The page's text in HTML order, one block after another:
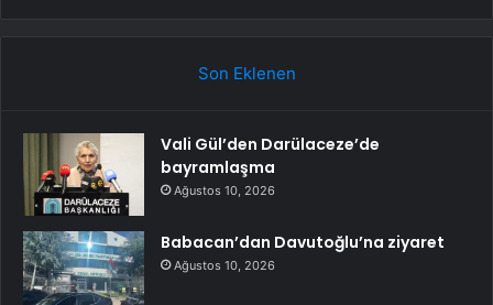
Son Eklenen
Vali Gül’den Darülaceze’de
bayramlaşma
Ağustos 10, 2026
Babacan’dan Davutoğlu’na ziyaret
Ağustos 10, 2026